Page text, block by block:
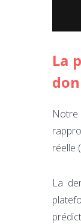
La
réelle
La